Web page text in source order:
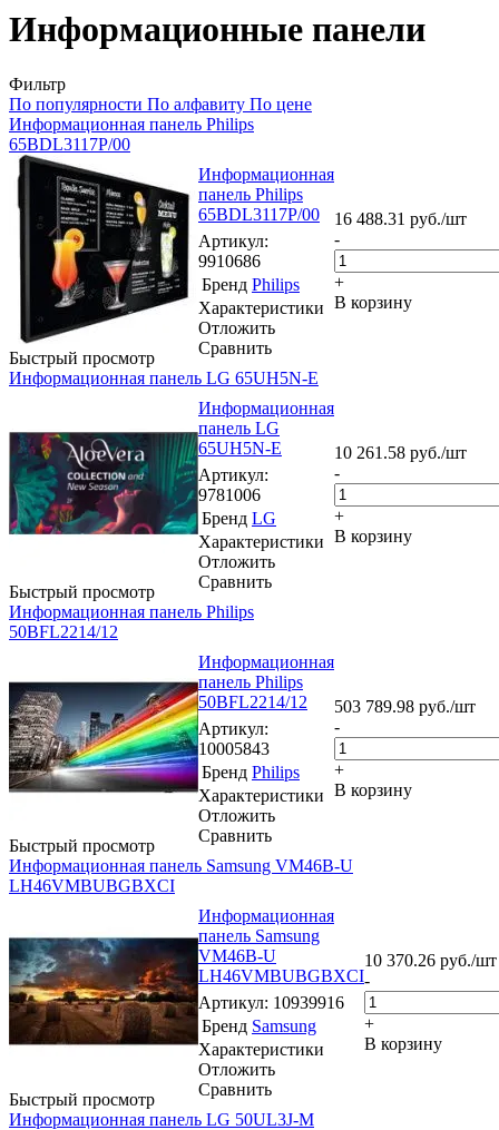
Информационные панели
Фильтр
По популярности По алфавиту По цене
Информационная панель Philips
65BDL3117P/00
Быстрый просмотр
Информационная
панель Philips
65BDL3117P/00
Артикул:
9910686
Бренд Philips
Характеристики
Отложить
Сравнить
16 488.31 руб./шт
-
+
В корзину
Информационная панель LG 65UH5N-E
Быстрый просмотр
Информационная
панель LG
65UH5N-E
Артикул:
9781006
Бренд LG
Характеристики
Отложить
Сравнить
10 261.58 руб./шт
-
+
В корзину
Информационная панель Philips
50BFL2214/12
Быстрый просмотр
Информационная
панель Philips
50BFL2214/12
Артикул:
10005843
Бренд Philips
Характеристики
Отложить
Сравнить
503 789.98 руб./шт
-
+
В корзину
Информационная панель Samsung VM46B-U
LH46VMBUBGBXCI
Быстрый просмотр
Информационная
панель Samsung
VM46B-U
LH46VMBUBGBXCI
Артикул: 10939916
Бренд Samsung
Характеристики
Отложить
Сравнить
10 370.26 руб./шт
-
+
В корзину
Информационная панель LG 50UL3J-M